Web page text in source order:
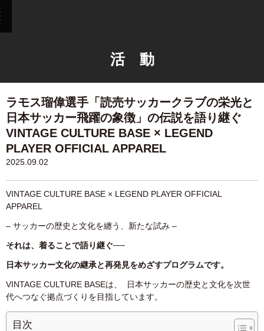
活 動
ラモス瑠偉選手「読売サッカークラブの栄光と
日本サッカー飛躍の象徴」の伝説を語り継ぐ
VINTAGE CULTURE BASE × LEGEND
PLAYER OFFICIAL APPAREL
2025.09.02
VINTAGE CULTURE BASE × LEGEND PLAYER OFFICIAL
APPAREL
– サッカーの歴史と文化を纏う、新たな試み –
それは、着ることで語り継ぐ──
日本サッカー文化の継承と再発見をめざすプログラムです。
VINTAGE CULTURE BASEは、
日本サッカーの歴史と文化を次世
代へつなぐ拠点づくりを目指しています。
目次